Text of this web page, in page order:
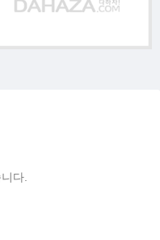
다.